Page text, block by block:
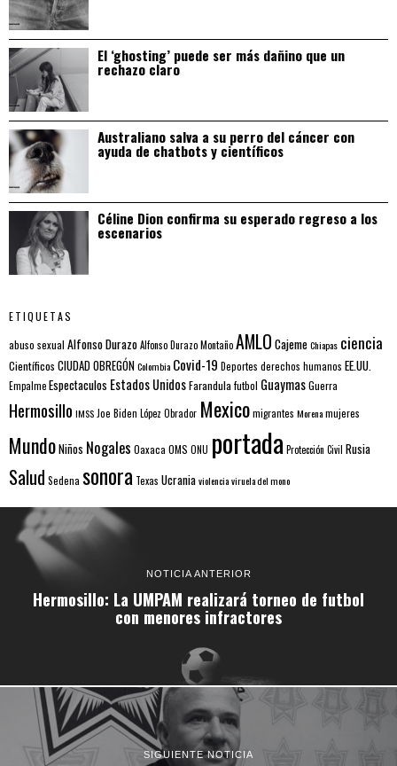
El ‘ghosting’ puede ser más dañino que un
rechazo claro
Australiano salva a su perro del cáncer con
ayuda de chatbots y científicos
Céline Dion confirma su esperado regreso a los
escenarios
ETIQUETAS
abuso sexual Alfonso DurazoAlfonso Durazo MontañoAMLO CajemeChiapas ciencia
Científicos CIUDAD OBREGÓNColombia Covid-19 Deportes derechos humanos EE.UU.
EmpalmeEspectaculos Estados UnidosFarandula futbol GuaymasGuerra
Hermosillo IMSS Joe Biden López Obrador Mexicomigrantes Morenamujeres
MundoNiños Nogales Oaxaca OMS ONU portada Protección Civil Rusia
Salud Sedena sonora Texas Ucraniaviolenciaviruela del mono
NOTICIA ANTERIOR
Hermosillo: La UMPAM realizará torneo de futbol
con menores infractores
SIGUIENTE NOTICIA